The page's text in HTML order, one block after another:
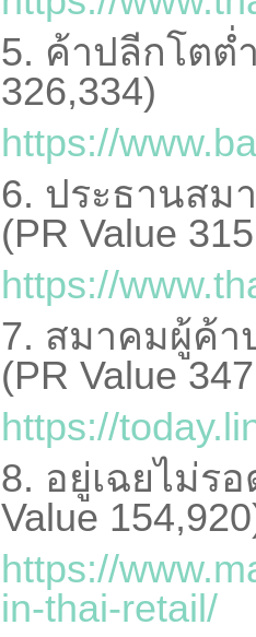
5. ค้าปลีกโตต่
326,334)
https://
6. ประธานสม
(PR Value
https://
7. สมาคมผู้ค้า
(PR Value
https://
8. อยู่เฉยไม่ร
Value
https://
in-thai-retail/